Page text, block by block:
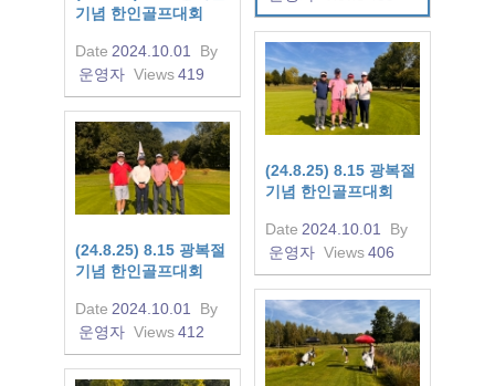
기념 한인골프대회
Date 2024.10.01
By
운영자 Views419
(24.8.25) 8.15 광복절
기념 한인골프대회
Date 2024.10.01
By
운영자 Views406
(24.8.25) 8.15 광복절
기념 한인골프대회
Date 2024.10.01
By
운영자 Views412